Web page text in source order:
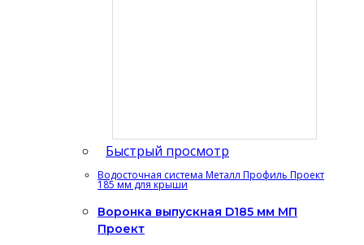
Быстрый просмотр
Водосточная система Металл Профиль Проект
185 мм для крыши
Воронка выпускная D185 мм МП
Проект